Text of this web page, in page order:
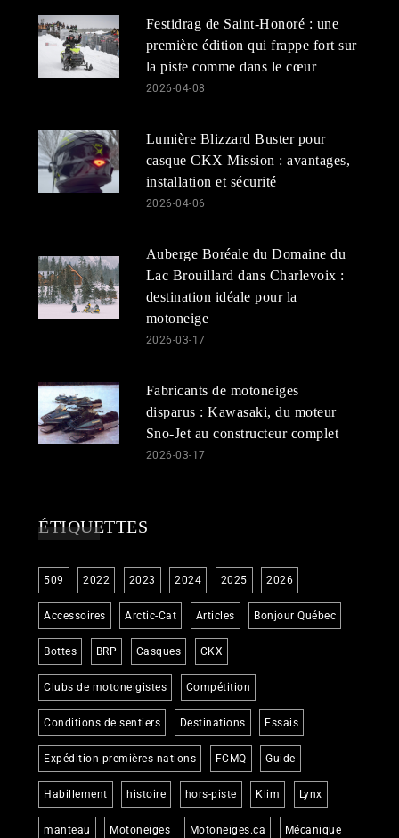
Festidrag de Saint-Honoré : une
première édition qui frappe fort sur
la piste comme dans le cœur
2026-04-08
Lumière Blizzard Buster pour
casque CKX Mission : avantages,
installation et sécurité
2026-04-06
Auberge Boréale du Domaine du
Lac Brouillard dans Charlevoix :
destination idéale pour la
motoneige
2026-03-17
Fabricants de motoneiges
disparus : Kawasaki, du moteur
Sno-Jet au constructeur complet
2026-03-17
ÉTIQUETTES
509 2022 2023 2024 2025 2026
Accessoires Arctic-Cat Articles Bonjour Québec
Bottes BRP Casques CKX
Clubs de motoneigistes Compétition
Conditions de sentiers Destinations Essais
Expédition premières nations FCMQ Guide
Habillement histoire hors-piste Klim Lynx
manteau Motoneiges Motoneiges.ca Mécanique